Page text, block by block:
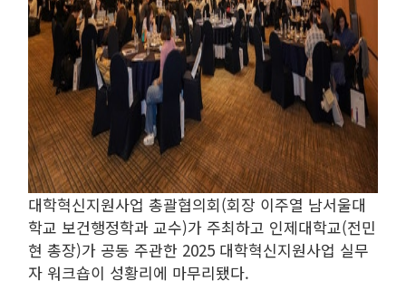
대학혁신지원사업 총괄협의회(회장 이주열 남서울대
학교 보건행정학과 교수)가 주최하고 인제대학교(전민
현 총장)가 공동 주관한 2025 대학혁신지원사업 실무
자 워크숍이 성황리에 마무리됐다.